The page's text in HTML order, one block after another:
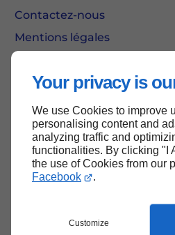
Your privacy is
We use Cookies to improve
personalising content and
analyzing traffic and
functionalities. By clicking "I
the use of Cookies from our
Facebook
.
Customize
Contactez-nous
Mentions légales
Haut de